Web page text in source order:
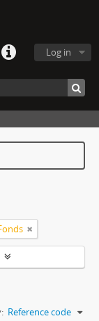
Log in
Reference code